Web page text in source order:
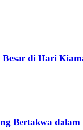
di Hari
Bertakwa